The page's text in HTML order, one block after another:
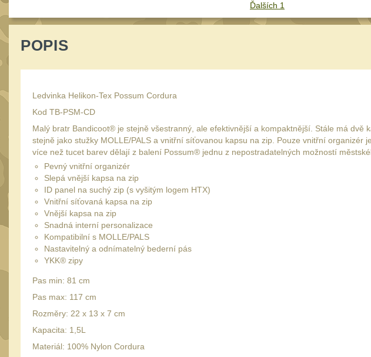
Ďalších 1
POPIS
Ledvinka Helikon-Tex Possum Cordura
Kod TB-PSM-CD
Malý bratr Bandicoot® je stejně všestranný, ale efektivnější a kompaktnější. Stále má
stejně jako stužky MOLLE/PALS a vnitřní síťovanou kapsu na zip. Pouze vnitřní
více než tucet barev dělají z balení Possum® jednu z nepostradatelných možností
Pevný vnitřní organizér
Slepá vnější kapsa na zip
ID panel na suchý zip (s vyšitým logem HTX)
Vnitřní síťovaná kapsa na zip
Vnější kapsa na zip
Snadná interní personalizace
Kompatibilní s MOLLE/PALS
Nastavitelný a odnímatelný bederní pás
YKK® zipy
Pas min: 81 cm
Pas max: 117 cm
Rozměry: 22 x 13 x 7 cm
Kapacita: 1,5L
Materiál: 100% Nylon Cordura